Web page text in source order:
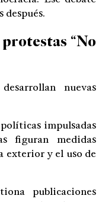
después.
“No
nuevas
impulsadas
figuran medidas
exterior y el uso de
publicaciones